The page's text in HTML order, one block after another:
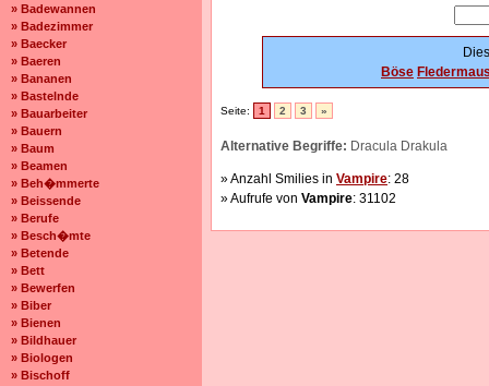
» Badewannen
» Badezimmer
» Baecker
» Baeren
» Bananen
» Bastelnde
» Bauarbeiter
» Bauern
» Baum
» Beamen
» Beh�mmerte
» Beissende
» Berufe
» Besch�mte
» Betende
» Bett
» Bewerfen
» Biber
» Bienen
» Bildhauer
» Biologen
» Bischoff
Böse
Seite: 1 2 3 »
Alternative Begriffe: Dracula Drakula
» Anzahl Smilies in Vampire: 28
» Aufrufe von Vampire: 31102